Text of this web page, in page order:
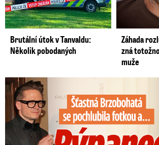
Brutální útok v Tanvaldu:
Několik pobodaných
Záhada
zná
muže
Šťastná Brzobohatá se pochlubila fotkou: